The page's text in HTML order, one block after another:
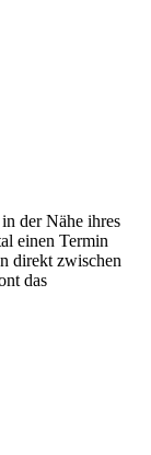
der Nähe ihres
einen Termin
direkt zwischen
das